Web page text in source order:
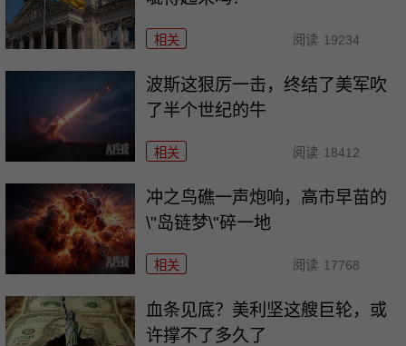
相关 阅读 19234
波斯这狠厉一击，终结了美军吹
了半个世纪的牛
相关 阅读 18412
冲之鸟礁一声炮响，高市早苗的
\"岛链梦\"碎一地
相关 阅读 17768
血条见底？美利坚这艘巨轮，或
许撑不了多久了